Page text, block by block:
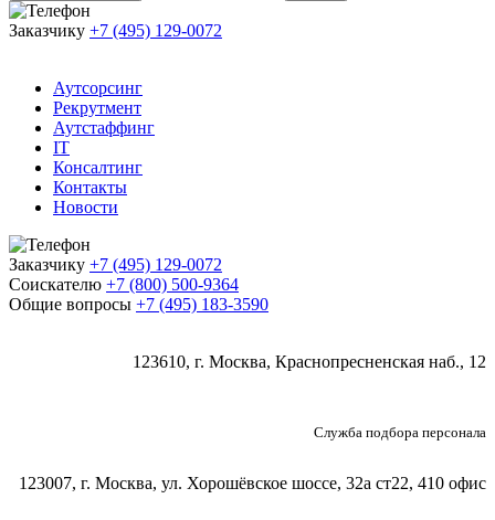
Заказчику +7 (495) 129-0072
Аутсорсинг
Рекрутмент
Аутстаффинг
IT
Консалтинг
Контакты
Новости
Заказчику +7 (495) 129-0072
Соискателю +7 (800) 500-9364
Общие вопросы +7 (495) 183-3590
123610, г. Москва, Краснопресненская наб., 12
Служба подбора персонала
123007, г. Москва, ул. Хорошёвское шоссе, 32а ст22, 410 офис